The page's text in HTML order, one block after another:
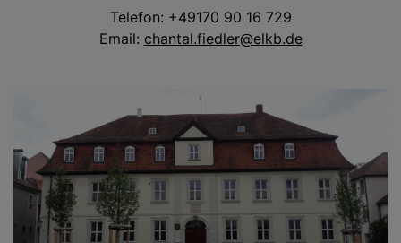
Telefon: +49170 90 16 729
Email: chantal.fiedler@elkb.de